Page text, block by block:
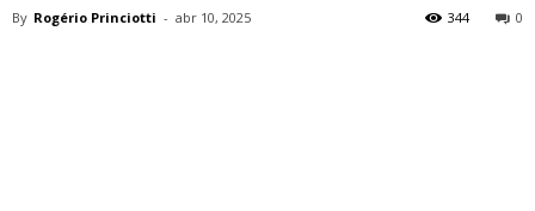
By Rogério Princiotti - abr 10, 2025 0
344